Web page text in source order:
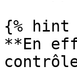
{% hint
**En